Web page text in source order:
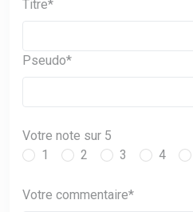
Titre*
Pseudo*
Votre note sur 5
1
2 3 4
Votre commentaire*